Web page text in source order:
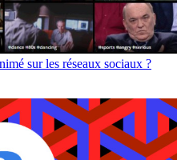
sur les réseaux sociaux ?